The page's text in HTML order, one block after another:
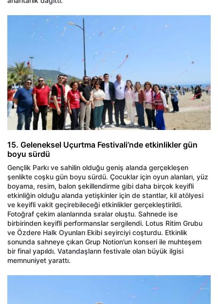
15. Geleneksel Uçurtma Festivali’nde etkinlikler gün
boyu sürdü
Gençlik Parkı ve sahilin olduğu geniş alanda gerçekleşen
şenlikte coşku gün boyu sürdü. Çocuklar için oyun alanları, yüz
boyama, resim, balon şekillendirme gibi daha birçok keyifli
etkinliğin olduğu alanda yetişkinler için de stantlar, kil atölyesi
ve keyifli vakit geçirebileceği etkinlikler gerçekleştirildi.
Fotoğraf çekim alanlarında sıralar oluştu. Sahnede ise
birbirinden keyifli performanslar sergilendi. Lotus Ritim Grubu
ve Özdere Halk Oyunları Ekibi seyirciyi coşturdu. Etkinlik
sonunda sahneye çıkan Grup Notion’un konseri ile muhteşem
bir final yapıldı. Vatandaşların festivale olan büyük ilgisi
memnuniyet yarattı.